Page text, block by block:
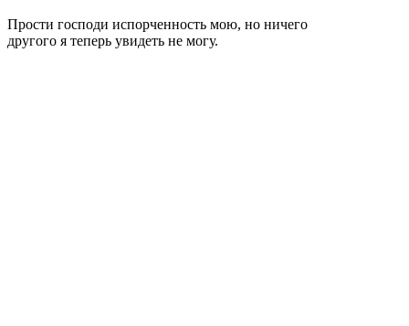
Прости господи испорченность мою, но ничего
другого я теперь увидеть не могу.